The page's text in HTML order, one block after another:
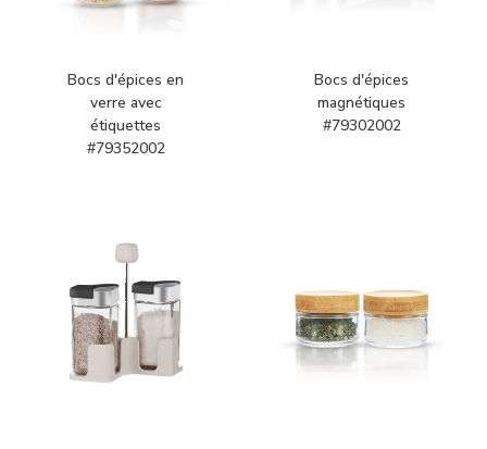
Bocs d'épices en
verre avec
étiquettes
#79352002
Bocs d'épices
magnétiques
#79302002